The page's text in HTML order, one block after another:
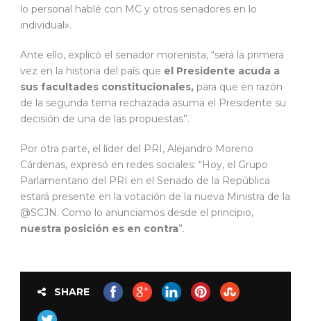
lo personal hablé con MC y otros senadores en lo
individual».
Ante ello, explicó el senador morenista, “será la primera
vez en la historia del país que el Presidente acuda a
sus facultades constitucionales, para que en razón
de la segunda terna rechazada asuma el Presidente su
decisión de una de las propuestas”.
Por otra parte, el líder del PRI, Alejandro Moreno
Cárdenas, expresó en redes sociales: “Hoy, el Grupo
Parlamentario del PRI en el Senado de la República
estará presente en la votación de la nueva Ministra de la
@SCJN. Como lo anunciamos desde el principio,
nuestra posición es en contra”.
SHARE